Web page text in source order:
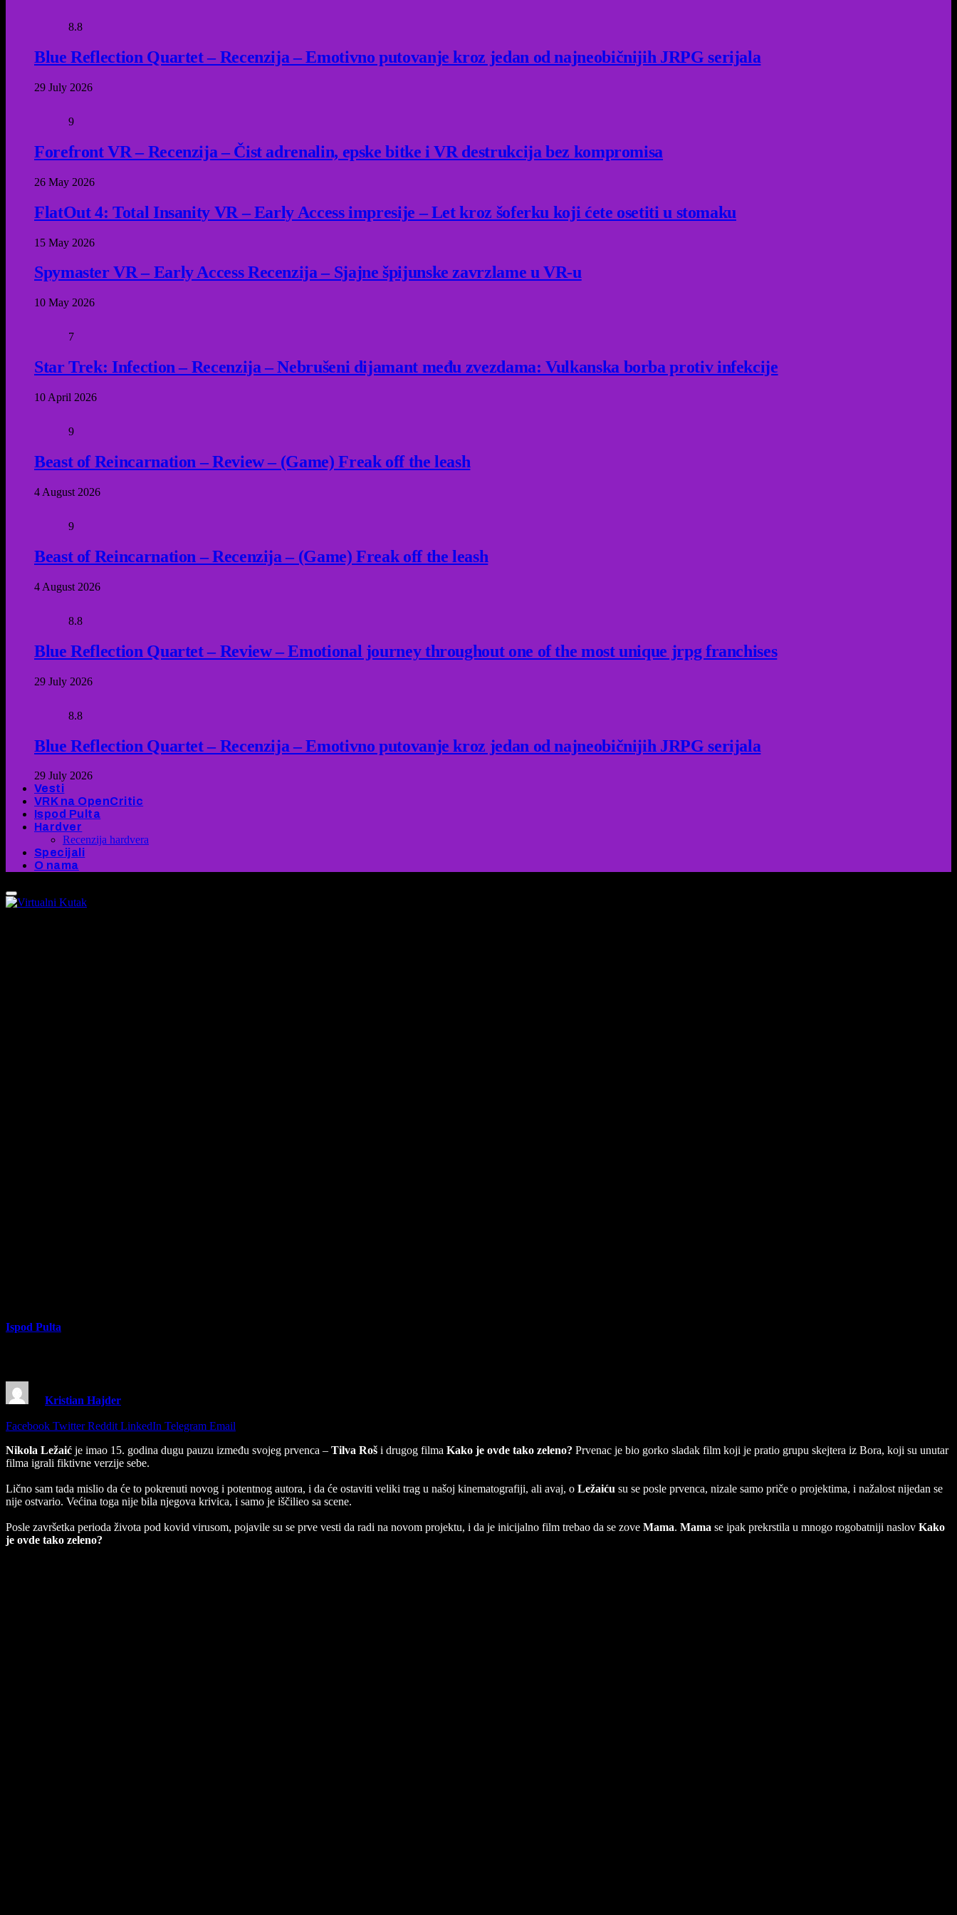
8.8
Blue Reflection Quartet – Recenzija – Emotivno putovanje kroz jedan od najneobičnijih JRPG serijala
29 July 2026
9
Forefront VR – Recenzija – Čist adrenalin, epske bitke i VR destrukcija bez kompromisa
26 May 2026
FlatOut 4: Total Insanity VR – Early Access impresije – Let kroz šoferku koji ćete osetiti u stomaku
15 May 2026
Spymaster VR – Early Access Recenzija – Sjajne špijunske zavrzlame u VR-u
10 May 2026
7
Star Trek: Infection – Recenzija – Nebrušeni dijamant među zvezdama: Vulkanska borba protiv infekcije
10 April 2026
9
Beast of Reincarnation – Review – (Game) Freak off the leash
4 August 2026
9
Beast of Reincarnation – Recenzija – (Game) Freak off the leash
4 August 2026
8.8
Blue Reflection Quartet – Review – Emotional journey throughout one of the most unique jrpg franchises
29 July 2026
8.8
Blue Reflection Quartet – Recenzija – Emotivno putovanje kroz jedan od najneobičnijih JRPG serijala
29 July 2026
Vesti
VRK na OpenCritic
Ispod Pulta
Hardver
Recenzija hardvera
Specijali
O nama
Ispod Pulta
Kristian Hajder
Facebook Twitter Reddit LinkedIn Telegram Email
Nikola Ležaić je imao 15. godina dugu pauzu između svojeg prvenca – Tilva Roš i drugog filma Kako je ovde tako zeleno? Prvenac je bio gorko sladak film koji je pratio grupu skejtera iz Bora, koji su unutar
filma igrali fiktivne verzije sebe.
Lično sam tada mislio da će to pokrenuti novog i potentnog autora, i da će ostaviti veliki trag u našoj kinematografiji, ali avaj, o Ležaiću su se posle prvenca, nizale samo priče o projektima, i nažalost nijedan se
nije ostvario. Većina toga nije bila njegova krivica, i samo je iščilieo sa scene.
Posle završetka perioda života pod kovid virusom, pojavile su se prve vesti da radi na novom projektu, i da je inicijalno film trebao da se zove Mama. Mama se ipak prekrstila u mnogo rogobatniji naslov Kako
je ovde tako zeleno?